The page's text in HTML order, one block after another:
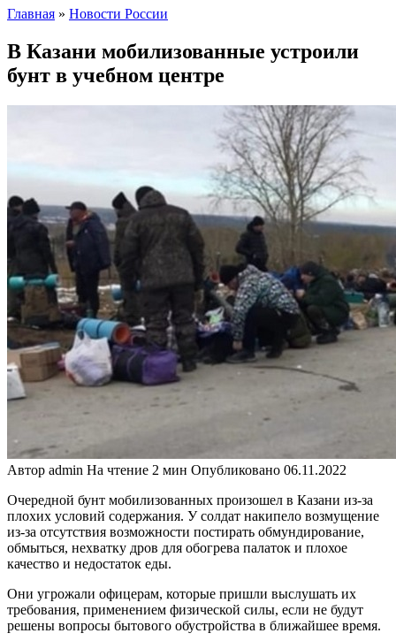
Главная » Новости России
В Казани мобилизованные устроили
бунт в учебном центре
Автор admin На чтение 2 мин Опубликовано 06.11.2022
Очередной бунт мобилизованных произошел в Казани из-за
плохих условий содержания. У солдат накипело возмущение
из-за отсутствия возможности постирать обмундирование,
обмыться, нехватку дров для обогрева палаток и плохое
качество и недостаток еды.
Они угрожали офицерам, которые пришли выслушать их
требования, применением физической силы, если не будут
решены вопросы бытового обустройства в ближайшее время.